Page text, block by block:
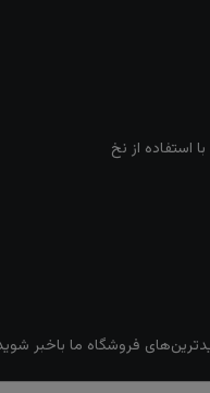
استفاده از نخ
فروشگاه ما باخبر